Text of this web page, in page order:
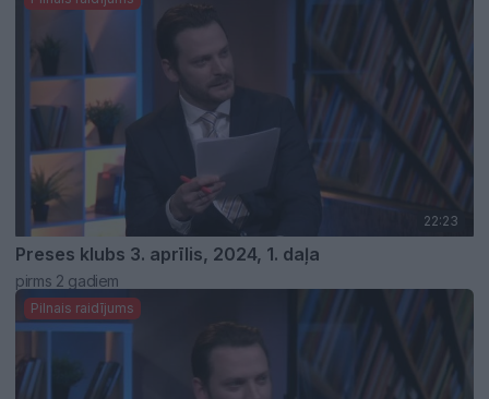
22:23
Preses klubs 3. aprīlis, 2024, 1. daļa
pirms 2 gadiem
Pilnais raidījums